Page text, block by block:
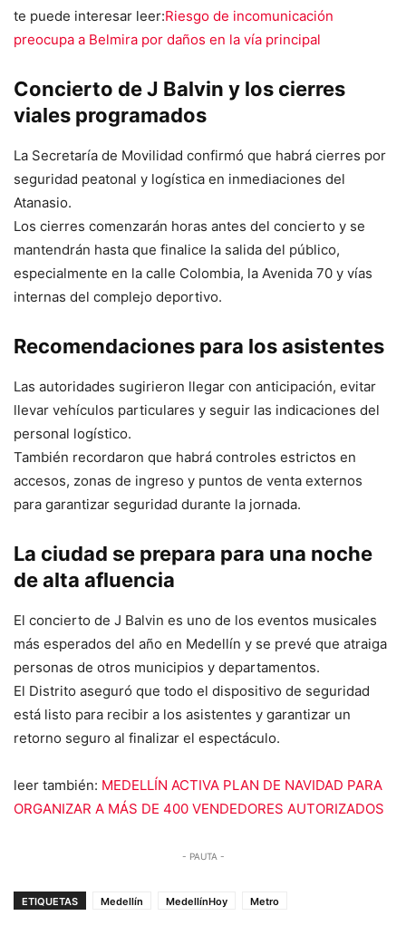
te puede interesar leer:Riesgo de incomunicación
preocupa a Belmira por daños en la vía principal
Concierto de J Balvin y los cierres
viales programados
La Secretaría de Movilidad confirmó que habrá cierres por
seguridad peatonal y logística en inmediaciones del
Atanasio.
Los cierres comenzarán horas antes del concierto y se
mantendrán hasta que finalice la salida del público,
especialmente en la calle Colombia, la Avenida 70 y vías
internas del complejo deportivo.
Recomendaciones para los asistentes
Las autoridades sugirieron llegar con anticipación, evitar
llevar vehículos particulares y seguir las indicaciones del
personal logístico.
También recordaron que habrá controles estrictos en
accesos, zonas de ingreso y puntos de venta externos
para garantizar seguridad durante la jornada.
La ciudad se prepara para una noche
de alta afluencia
El concierto de J Balvin es uno de los eventos musicales
más esperados del año en Medellín y se prevé que atraiga
personas de otros municipios y departamentos.
El Distrito aseguró que todo el dispositivo de seguridad
está listo para recibir a los asistentes y garantizar un
retorno seguro al finalizar el espectáculo.
leer también: MEDELLÍN ACTIVA PLAN DE NAVIDAD PARA
ORGANIZAR A MÁS DE 400 VENDEDORES AUTORIZADOS
- PAUTA -
ETIQUETAS Medellín MedellínHoy Metro